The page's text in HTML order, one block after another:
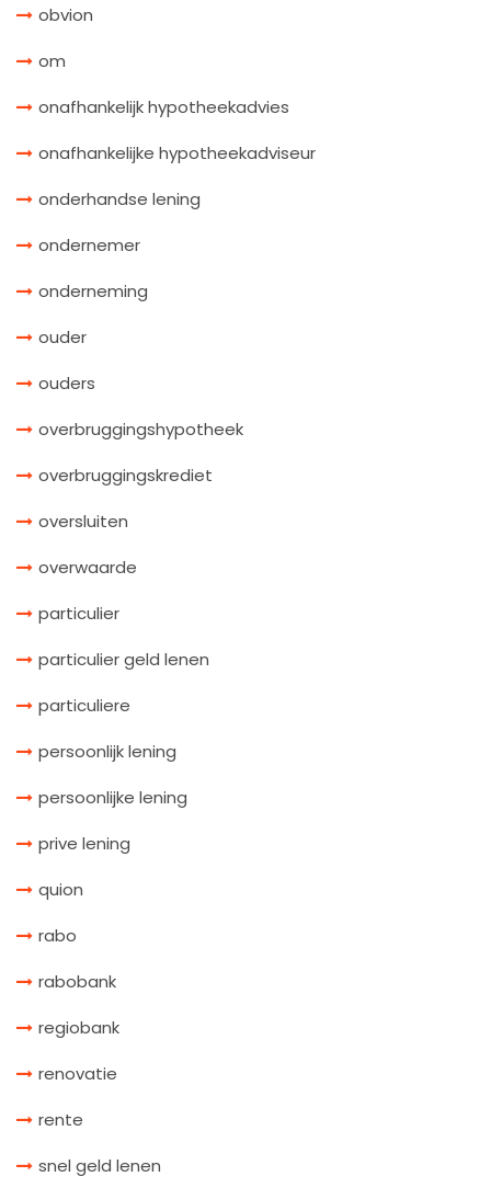
obvion
om
onafhankelijk hypotheekadvies
onafhankelijke hypotheekadviseur
onderhandse lening
ondernemer
onderneming
ouder
ouders
overbruggingshypotheek
overbruggingskrediet
oversluiten
overwaarde
particulier
particulier geld lenen
particuliere
persoonlijk lening
persoonlijke lening
prive lening
quion
rabo
rabobank
regiobank
renovatie
rente
snel geld lenen